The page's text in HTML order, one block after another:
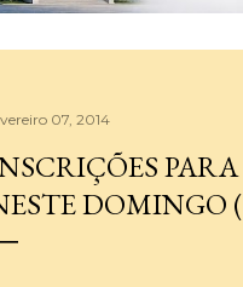
07, 2014
DOMINGO